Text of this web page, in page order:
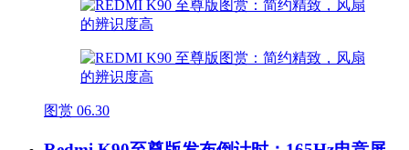
图赏 06.30